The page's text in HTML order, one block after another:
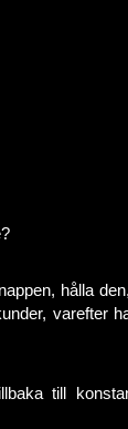
hålla
varefter
till